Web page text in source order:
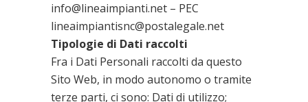
info@lineaimpianti.net – PEC
lineaimpiantisnc@postalegale.net
Tipologie di Dati raccolti
Fra i Dati Personali raccolti da questo
Sito Web, in modo autonomo o tramite
terze parti, ci sono: Dati di utilizzo;